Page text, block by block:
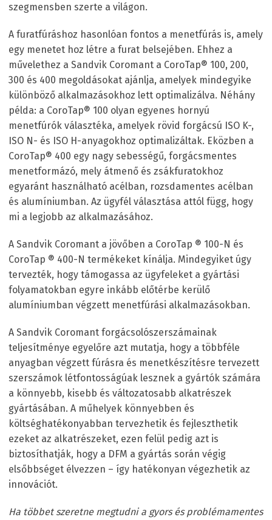
szegmensben szerte a világon.
A furatfúráshoz hasonlóan fontos a menetfúrás is, amely
egy menetet hoz létre a furat belsejében. Ehhez a
művelethez a Sandvik Coromant a CoroTap® 100, 200,
300 és 400 megoldásokat ajánlja, amelyek mindegyike
különböző alkalmazásokhoz lett optimalizálva. Néhány
példa: a CoroTap® 100 olyan egyenes hornyú
menetfúrók választéka, amelyek rövid forgácsú ISO K-,
ISO N- és ISO H-anyagokhoz optimalizáltak. Eközben a
CoroTap® 400 egy nagy sebességű, forgácsmentes
menetformázó, mely átmenő és zsákfuratokhoz
egyaránt használható acélban, rozsdamentes acélban
és alumíniumban. Az ügyfél választása attól függ, hogy
mi a legjobb az alkalmazásához.
A Sandvik Coromant a jövőben a CoroTap ® 100-N és
CoroTap ® 400-N termékeket kínálja. Mindegyiket úgy
tervezték, hogy támogassa az ügyfeleket a gyártási
folyamatokban egyre inkább előtérbe kerülő
alumíniumban végzett menetfúrási alkalmazásokban.
A Sandvik Coromant forgácsolószerszámainak
teljesítménye egyelőre azt mutatja, hogy a többféle
anyagban végzett fúrásra és menetkészítésre tervezett
szerszámok létfontosságúak lesznek a gyártók számára
a könnyebb, kisebb és változatosabb alkatrészek
gyártásában. A műhelyek könnyebben és
költséghatékonyabban tervezhetik és fejleszthetik
ezeket az alkatrészeket, ezen felül pedig azt is
biztosíthatják, hogy a DFM a gyártás során végig
elsőbbséget élvezzen – így hatékonyan végezhetik az
innovációt.
Ha többet szeretne megtudni a gyors és problémamentes